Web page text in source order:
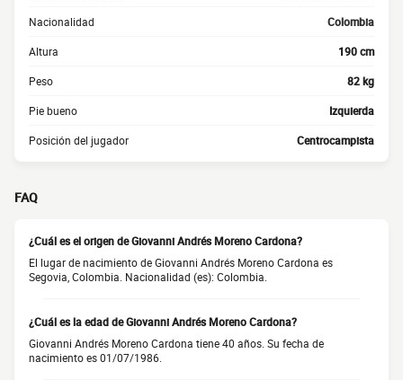
Nacionalidad Colombia
Altura 190 cm
Peso 82 kg
Pie bueno Izquierda
Posición del jugador Centrocampista
FAQ
¿Cuál es el origen de Giovanni Andrés Moreno Cardona?
El lugar de nacimiento de Giovanni Andrés Moreno Cardona es
Segovia, Colombia. Nacionalidad (es): Colombia.
¿Cuál es la edad de Giovanni Andrés Moreno Cardona?
Giovanni Andrés Moreno Cardona tiene 40 años. Su fecha de
nacimiento es 01/07/1986.